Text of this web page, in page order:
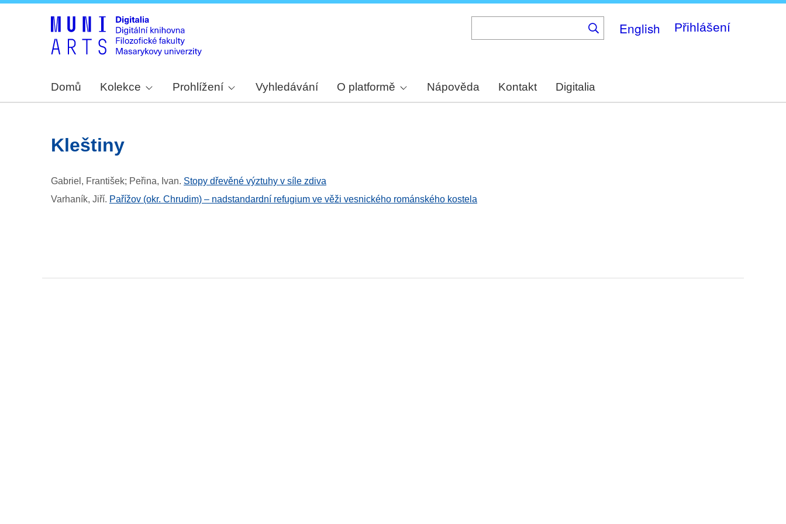
English Přihlášení
Domů Kolekce Prohlížení Vyhledávání O platformě Nápověda Kontakt Digitalia
kleštiny
Gabriel, František; Peřina, Ivan. Stopy dřevěné výztuhy v síle zdiva
Varhaník, Jiří. Pařížov (okr. Chrudim) – nadstandardní refugium ve věži vesnického románského kostela